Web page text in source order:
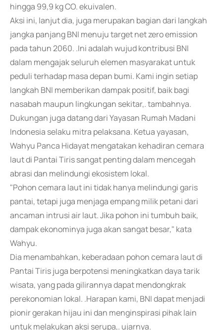
hingga 99,9 kg CO. ekuivalen.
Aksi ini, lanjut dia, juga merupakan bagian dari langkah
jangka panjang BNI menuju target net zero emission
pada tahun 2060. .Ini adalah wujud kontribusi BNI
dalam mengajak seluruh elemen masyarakat untuk
peduli terhadap masa depan bumi. Kami ingin setiap
langkah BNI memberikan dampak positif, baik bagi
nasabah maupun lingkungan sekitar,. tambahnya.
Dukungan juga datang dari Yayasan Rumah Madani
Indonesia selaku mitra pelaksana. Ketua yayasan,
Wahyu Panca Hidayat mengatakan kehadiran cemara
laut di Pantai Tiris sangat penting dalam mencegah
abrasi dan melindungi ekosistem lokal.
"Pohon cemara laut ini tidak hanya melindungi garis
pantai, tetapi juga menjaga empang milik petani dari
ancaman intrusi air laut. Jika pohon ini tumbuh baik,
dampak ekonominya juga akan sangat besar," kata
Wahyu.
Dia menambahkan, keberadaan pohon cemara laut di
Pantai Tiris juga berpotensi meningkatkan daya tarik
wisata, yang pada gilirannya dapat mendongkrak
perekonomian lokal. .Harapan kami, BNI dapat menjadi
pionir gerakan hijau ini dan menginspirasi pihak lain
untuk melakukan aksi serupa,. ujarnya.